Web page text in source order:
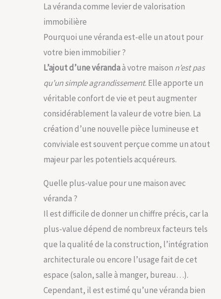
La véranda comme levier de valorisation
immobilière
Pourquoi une véranda est-elle un atout pour
votre bien immobilier ?
L’ajout d’une vérandaà votre maison n’est pas
qu’un simple agrandissement. Elle apporte un
véritable confort de vie et peut augmenter
considérablement la valeur de votre bien. La
création d’une nouvelle pièce lumineuse et
conviviale est souvent perçue comme un atout
majeur par les potentiels acquéreurs.
Quelle plus-value pour une maison avec
véranda ?
Il est difficile de donner un chiffre précis, car la
plus-value dépend de nombreux facteurs tels
que la qualité de la construction, l’intégration
architecturale ou encore l’usage fait de cet
espace (salon, salle à manger, bureau…).
Cependant, il est estimé qu’une véranda bien